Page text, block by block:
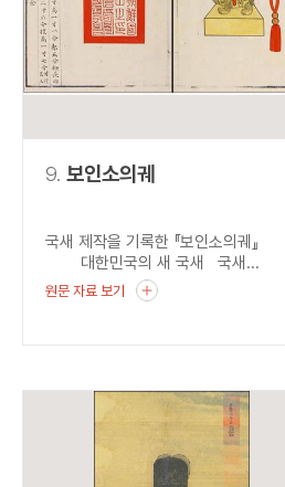
9. 보인소의궤
국새 제작을 기록한 『보인소의궤』
대한민국의 새 국새 국새...
원문 자료 보기